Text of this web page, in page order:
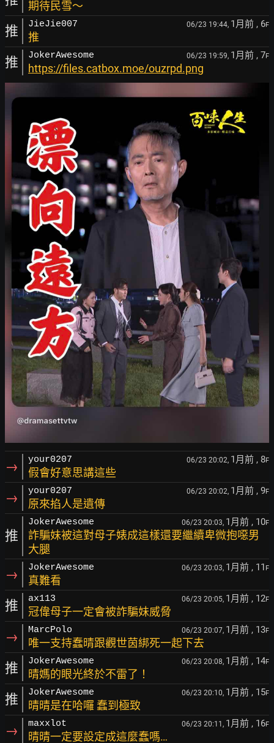
期待民雪～
推 JieJie007 06/23 19:44, 1月前 , 6F
推
推 JokerAwesome 06/23 19:59, 1月前 , 7F
https://files.catbox.moe/ouzrpd.png
→ your0207 06/23 20:02, 1月前 , 8F
假會好意思講這些
→ your0207 06/23 20:02, 1月前 , 9F
原來掐人是遺傳
推
JokerAwesome 06/23 20:03, 1月前 , 10F
詐騙妹被這對母子婊成這樣還要繼續卑微抱噁男
大腿
→ JokerAwesome 06/23 20:03, 1月前 , 11 F
真難看
推 ax113 06/23 20:05, 1月前 , 12F
冠偉母子一定會被詐騙妹威脅
→ MarcPolo 06/23 20:07, 1月前 , 13F
唯一支持蠢晴跟觀世茵綁死一起下去
推 JokerAwesome 06/23 20:08, 1月前 , 14F
晴媽的眼光終於不雷了！
推 JokerAwesome 06/23 20:10, 1月前 , 15F
晴晴是在哈囉 蠢到極致
→ maxxlot 06/23 20:11, 1月前 , 16F
晴晴一定要設定成這麼蠢嗎…